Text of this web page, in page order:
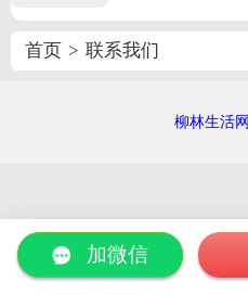
首页 > 联系我们
柳林生活网
加微信